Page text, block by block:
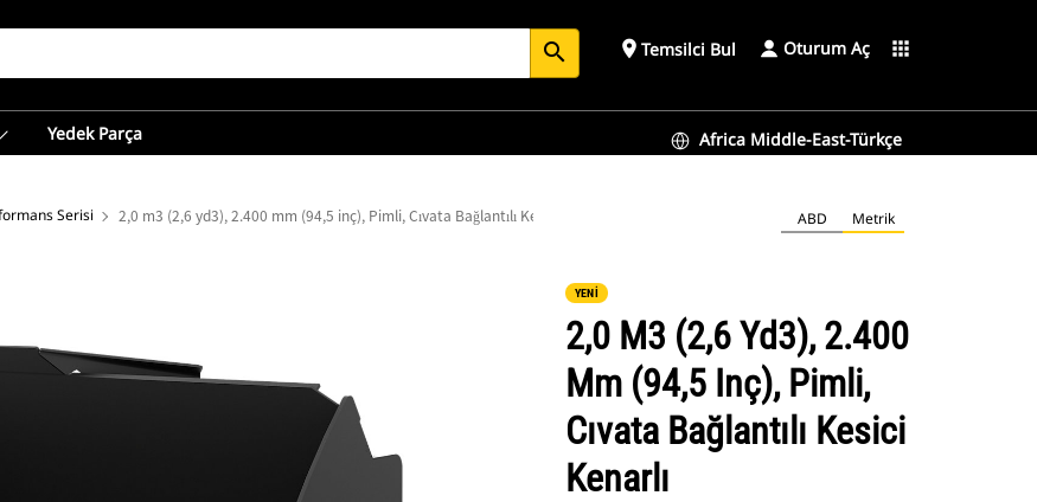
search place Temsilci Bul Oturum Aç apps
Yedek Parça Africa Middle-East-Türkçe
Serisi 2,0 m3 (2,6 yd3), 2.400 mm (94,5 inç), Pimli, Cıvata Bağlantılı Kesici Kenarlı ABD Metrik
YENİ
2,0 M3 (2,6 Yd3), 2.400
Mm (94,5 Inç), Pimli,
Cıvata Bağlantılı Kesici
Kenarlı